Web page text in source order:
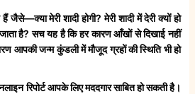
मेरी शादी होगी? मेरी शादी में देरी क्यों हो
जाता है? सच यह है कि हर कारण आँखों से दिखाई नहीं
आपकी जन्म कुंडली में मौजूद ग्रहों की स्थिति भी हो
रिपोर्ट आपके लिए मददगार साबित हो सकती है।